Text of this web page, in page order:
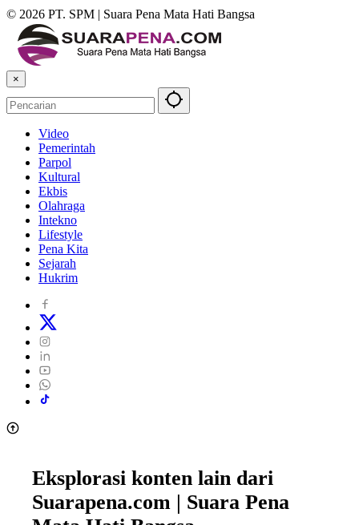
© 2026 PT. SPM | Suara Pena Mata Hati Bangsa
×
Video
Pemerintah
Parpol
Kultural
Ekbis
Olahraga
Intekno
Lifestyle
Pena Kita
Sejarah
Hukrim
Eksplorasi konten lain dari
Suarapena.com | Suara Pena